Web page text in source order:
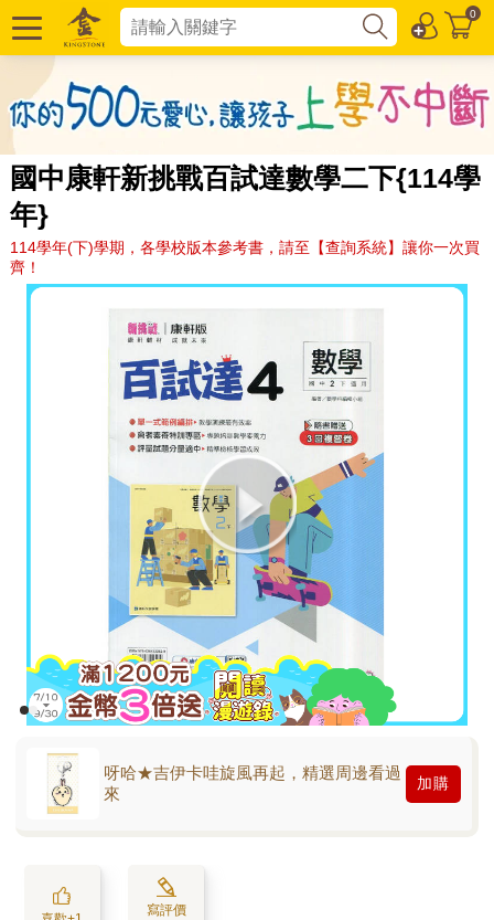
0
國中康軒新挑戰百試達數學二下{114學
年}
114學年(下)學期，各學校版本參考書，請至【查詢系統】讓你一次買
齊！
呀哈★吉伊卡哇旋風再起，精選周邊看過
來
加購
寫評價